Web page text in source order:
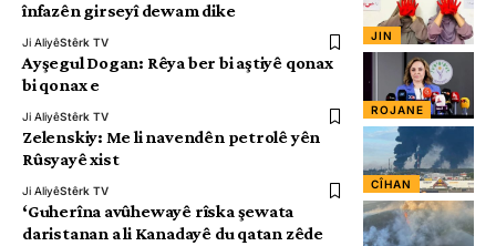
JIN
înfazên girseyî dewam dike
Ji AliyêStêrk TV
ROJANE
Ayşegul Dogan: Rêya ber bi aştiyê qonax
bi qonax e
Ji AliyêStêrk TV
CÎHAN
Zelenskiy: Me li navendên petrolê yên
Rûsyayê xist
Ji AliyêStêrk TV
‘Guherîna avûhewayê rîska şewata
daristanan a li Kanadayê du qatan zêde